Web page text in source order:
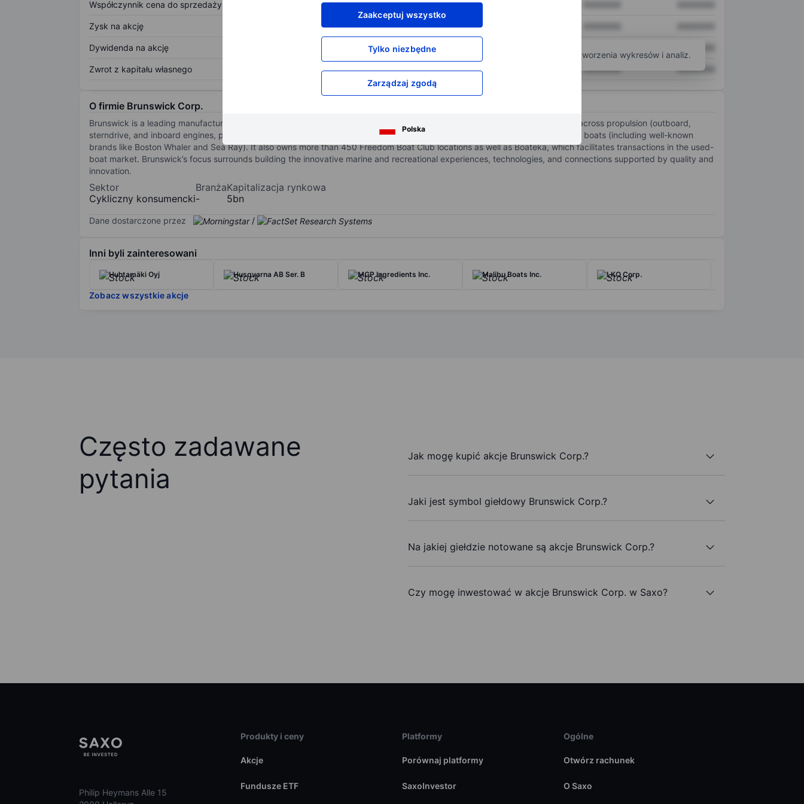
Zaakceptuj wszystko
Tylko niezbędne
Zarządzaj zgodą
Polska
Współczynnik cena do sprzedaży XXXXXXX
Zysk na akcję XXXXXXX
Dywidenda na akcję XXXXXXX
Zwrot z kapitału własnego XXXXXXX XXXXXXX XXXXXXX
Otwórz kontoaby uzyskać dostęp do większej ilości narzędzi do tworzenia wykresów i analiz.
O firmie Brunswick Corp.
Brunswick is a leading manufacturer in the marine recreation industry. The firm has more than 60 brands delivering products across propulsion (outboard,
sterndrive, and inboard engines, propulsion-related controls, rigging, and propellers), parts, accessories, and technology, and boats (including well-known
brands like Boston Whaler and Sea Ray). It also owns more than 450 Freedom Boat Club locations as well as Boateka, which facilitates transactions in the used-
boat market. Brunswick’s focus surrounds building the innovative marine and recreational experiences, technologies, and connections supported by quality and
innovation.
Sektor
Cykliczny konsumencki
Branża
-
Kapitalizacja rynkowa
5bn
Dane dostarczone przez /
Inni byli zainteresowani
Huhtamäki Oyj Husqvarna AB Ser. B MGP Ingredients Inc. Malibu Boats Inc. LKQ Corp.
Zobacz wszystkie akcje
Często zadawane
pytania
Jak mogę kupić akcje Brunswick Corp.?
Jaki jest symbol giełdowy Brunswick Corp.?
Na jakiej giełdzie notowane są akcje Brunswick Corp.?
Czy mogę inwestować w akcje Brunswick Corp. w Saxo?
Philip Heymans Alle 15
Produkty i ceny
Akcje
Fundusze ETF
Platformy
Porównaj platformy
SaxoInvestor
Ogólne
Otwórz rachunek
O Saxo